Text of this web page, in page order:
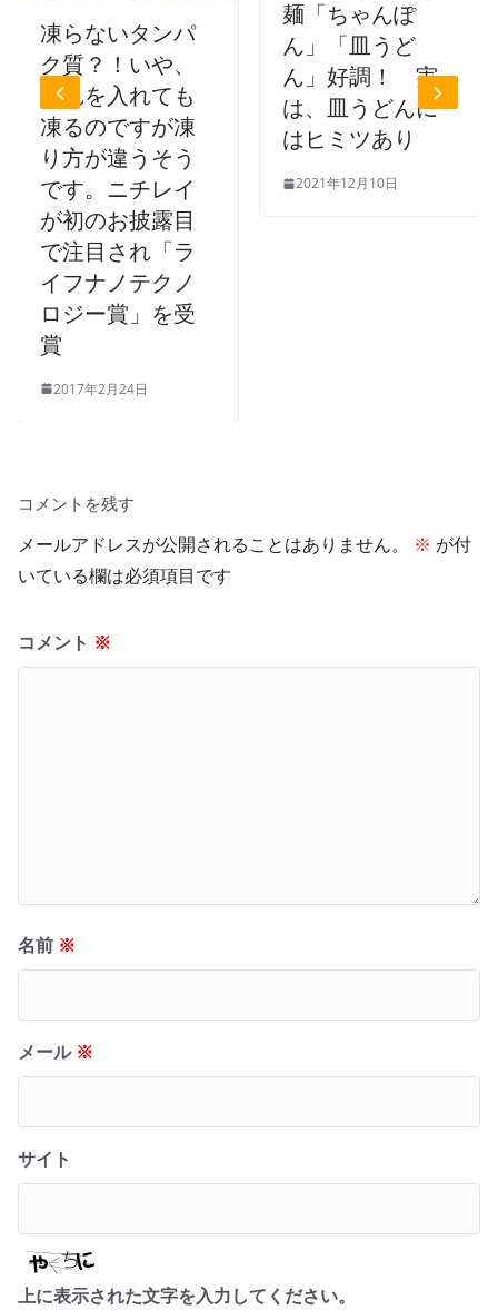
凍らないタンパ
ク質？！いや、
それを入れても
凍るのですが凍
り方が違うそう
です。ニチレイ
が初のお披露目
で注目され「ラ
イフナノテクノ
ロジー賞」を受
賞
2017年2月24日
麺「ちゃんぽ
ん」「皿うど
ん」好調！ 実
は、皿うどんに
はヒミツあり
2021年12月10日
コメントを残す
メールアドレスが公開されることはありません。 ※ が付
いている欄は必須項目です
コメント ※
名前 ※
メール ※
サイト
上に表示された文字を入力してください。